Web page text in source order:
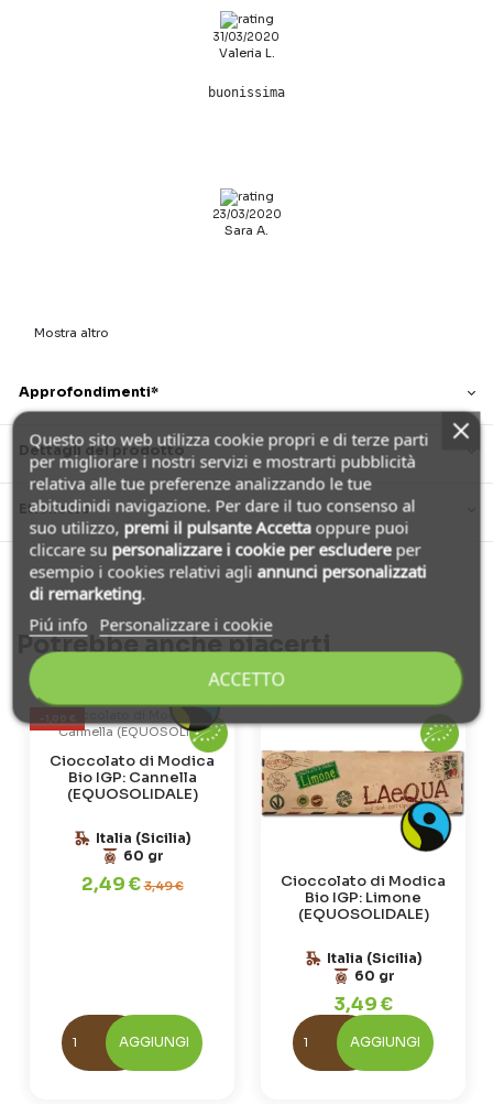
31/03/2020
Valeria L.
buonissima
23/03/2020
Sara A.
Mostra altro
Approfondimenti*
Dettagli del prodotto
Etichette
Potrebbe anche piacerti
Cioccolato di Modica
Bio IGP: Cannella
(EQUOSOLIDALE)
Italia (Sicilia)
60 gr
2,49 €3,49 €
AGGIUNGI
Cioccolato di Modica
Bio IGP: Limone
(EQUOSOLIDALE)
Italia (Sicilia)
60 gr
3,49 €
AGGIUNGI
Questo sito web utilizza cookie propri e di terze parti
per migliorare i nostri servizi e mostrarti pubblicità
relativa alle tue preferenze analizzando le tue
abitudinidi navigazione. Per dare il tuo consenso al
suo utilizzo, premi il pulsante Accettaoppure puoi
cliccare su personalizzare i cookie per escludereper
esempio i cookies relativi agli annunci personalizzati
di remarketing.
Piú info Personalizzare i cookie
ACCETTO